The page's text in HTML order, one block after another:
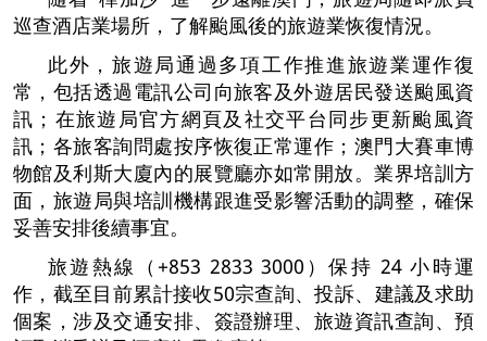
巡查酒店業場所，了解颱風後的旅遊業恢復情況。
此外，旅遊局通過多項工作推進旅遊業運作復
常，包括透過電訊公司向旅客及外遊居民發送颱風資
訊；在旅遊局官方網頁及社交平台同步更新颱風資
訊；各旅客詢問處按序恢復正常運作；澳門大賽車博
物館及利斯大廈內的展覽廳亦如常開放。業界培訓方
面，旅遊局與培訓機構跟進受影響活動的調整，確保
妥善安排後續事宜。
旅遊熱線（+853 2833 3000）保持 24 小時運
作，截至目前累計接收50宗查詢、投訴、建議及求助
個案，涉及交通安排、簽證辦理、旅遊資訊查詢、預